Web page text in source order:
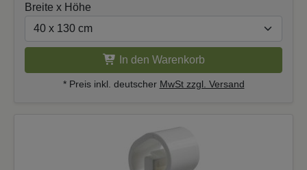
Breite x Höhe
In den Warenkorb
* Preis inkl. deutscher MwSt zzgl. Versand